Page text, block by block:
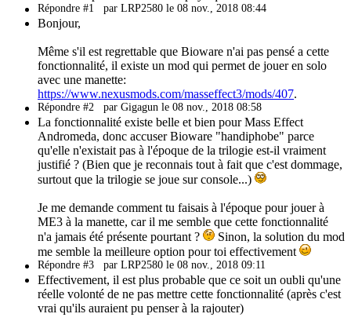
Répondre #1 par LRP2580 le 08 nov., 2018 08:44
Bonjour,
Même s'il est regrettable que Bioware n'ai pas pensé a cette
fonctionnalité, il existe un mod qui permet de jouer en solo
avec une manette:
https://www.nexusmods.com/masseffect3/mods/407.
Répondre #2 par Gigagun le 08 nov., 2018 08:58
La fonctionnalité existe belle et bien pour Mass Effect
Andromeda, donc accuser Bioware "handiphobe" parce
qu'elle n'existait pas à l'époque de la trilogie est-il vraiment
justifié ? (Bien que je reconnais tout à fait que c'est dommage,
surtout que la trilogie se joue sur console...)
Je me demande comment tu faisais à l'époque pour jouer à
ME3 à la manette, car il me semble que cette fonctionnalité
n'a jamais été présente pourtant ?
Sinon, la solution du mod
me semble la meilleure option pour toi effectivement
Répondre #3 par LRP2580 le 08 nov., 2018 09:11
Effectivement, il est plus probable que ce soit un oubli qu'une
réelle volonté de ne pas mettre cette fonctionnalité (après c'est
vrai qu'ils auraient pu penser à la rajouter)